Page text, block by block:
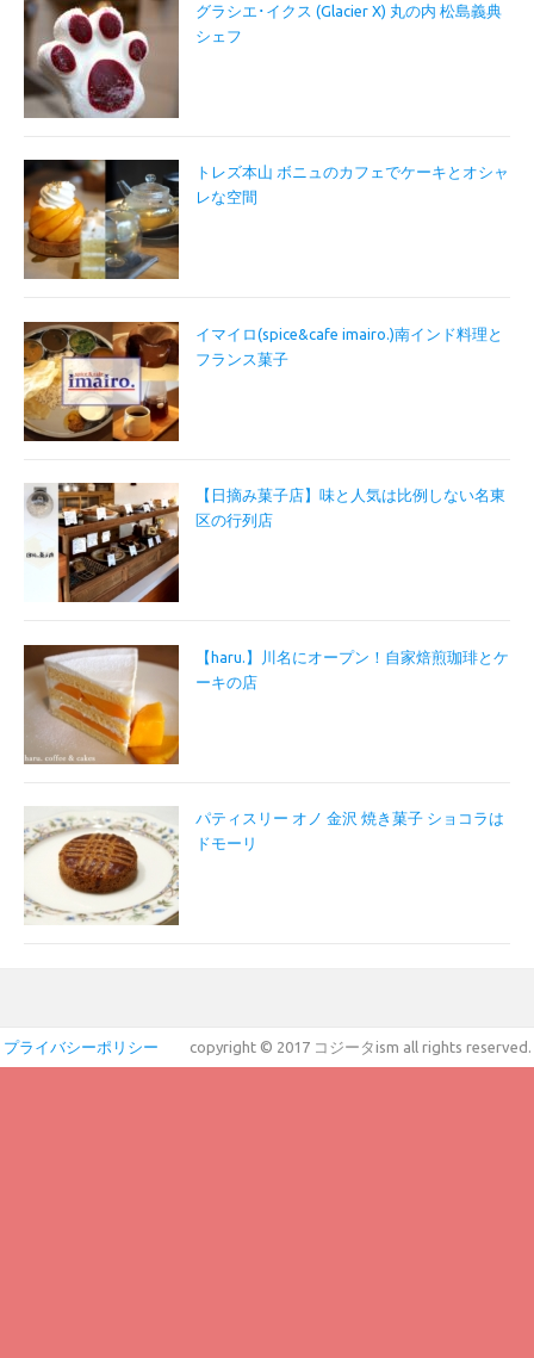
グラシエ･イクス (Glacier X) 丸の内 松島義典
シェフ
トレズ本山 ボニュのカフェでケーキとオシャ
レな空間
イマイロ(spice&cafe imairo.)南インド料理と
フランス菓子
【日摘み菓子店】味と人気は比例しない名東
区の行列店
【haru.】川名にオープン！自家焙煎珈琲とケ
ーキの店
パティスリー オノ 金沢 焼き菓子 ショコラは
ドモーリ
プライバシーポリシー copyright © 2017 コジータism all rights reserved.